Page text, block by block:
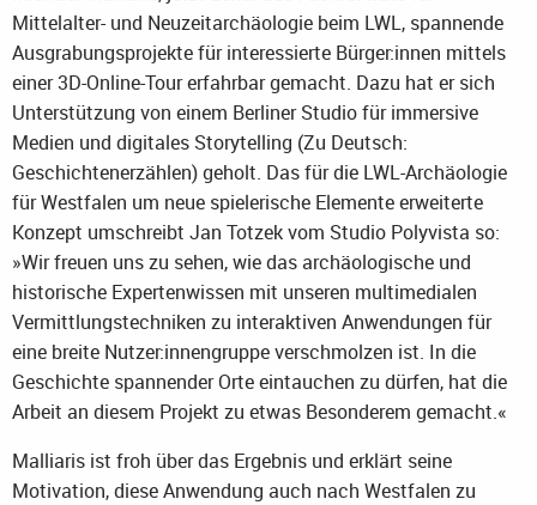
Mittelalter- und Neuzeitarchäologie beim LWL, spannende
Ausgrabungsprojekte für interessierte Bürger:innen mittels
einer 3D-Online-Tour erfahrbar gemacht. Dazu hat er sich
Unterstützung von einem Berliner Studio für immersive
Medien und digitales Storytelling (Zu Deutsch:
Geschichtenerzählen) geholt. Das für die LWL-Archäologie
für Westfalen um neue spielerische Elemente erweiterte
Konzept umschreibt Jan Totzek vom Studio Polyvista so:
»Wir freuen uns zu sehen, wie das archäologische und
historische Expertenwissen mit unseren multimedialen
Vermittlungstechniken zu interaktiven Anwendungen für
eine breite Nutzer:innengruppe verschmolzen ist. In die
Geschichte spannender Orte eintauchen zu dürfen, hat die
Arbeit an diesem Projekt zu etwas Besonderem gemacht.«
Malliaris ist froh über das Ergebnis und erklärt seine
Motivation, diese Anwendung auch nach Westfalen zu